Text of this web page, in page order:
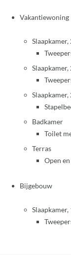
Vakantiewoning
Slaapkamer,
Slaapkamer,
Slaapkamer,
Badkamer
Toilet
Terras
Open
Bijgebouw
Slaapkamer,